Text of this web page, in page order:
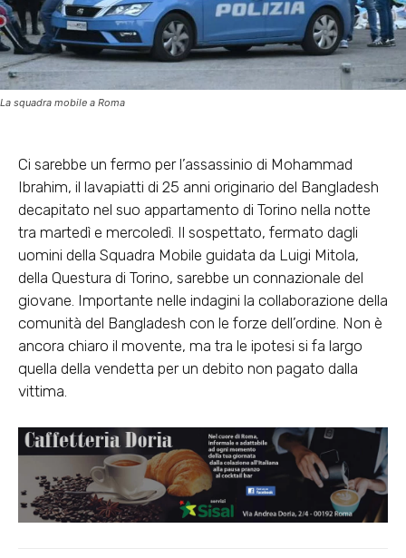
La squadra mobile a Roma
Ci sarebbe un fermo per l’assassinio di Mohammad
Ibrahim, il lavapiatti di 25 anni originario del Bangladesh
decapitato nel suo appartamento di Torino nella notte
tra martedì e mercoledì. Il sospettato, fermato dagli
uomini della Squadra Mobile guidata da Luigi Mitola,
della Questura di Torino, sarebbe un connazionale del
giovane. Importante nelle indagini la collaborazione della
comunità del Bangladesh con le forze dell’ordine. Non è
ancora chiaro il movente, ma tra le ipotesi si fa largo
quella della vendetta per un debito non pagato dalla
vittima.